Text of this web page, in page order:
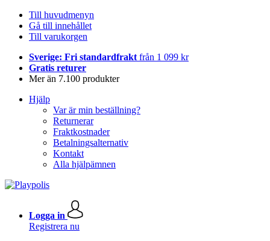
Till huvudmenyn
Gå till innehållet
Till varukorgen
Sverige: Fri standardfrakt från 1 099 kr
Gratis returer
Mer än 7.100 produkter
Hjälp
Var är min beställning?
Returnerar
Fraktkostnader
Betalningsalternativ
Kontakt
Alla hjälpämnen
Logga in
Registrera nu